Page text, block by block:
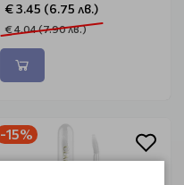
€ 3.45 (6.75 лв.)
€ 4.04 (7.90 лв.)
-15%